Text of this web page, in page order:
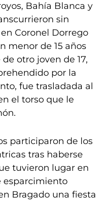
Bahía Blanca y
sin
Coronel Dorrego
menor de 15 años
otro joven de 17,
por la
fue trasladada al
el torso que le
participaron de los
tras haberse
tuvieron lugar en
esparcimiento
Bragado una fiesta